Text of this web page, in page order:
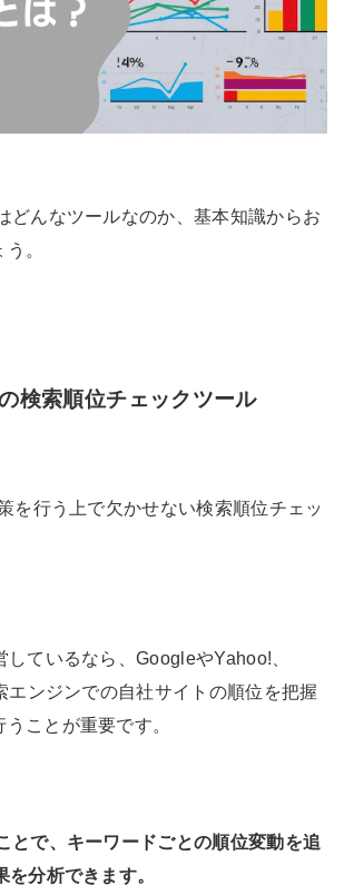
どんなツールなのか、基本知識からお
。
検索順位チェックツール
を行う上で欠かせない検索順位チェッ
ているなら、GoogleやYahoo!、
エンジンでの自社サイトの順位を把握
ことが重要です。
とで、キーワードごとの順位変動を追
分析できます。